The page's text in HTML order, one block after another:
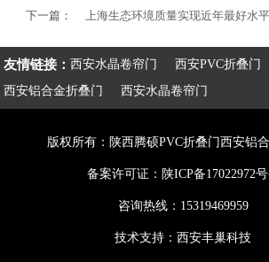
下一篇：
上海生态环境质量实现近年最好水平
友情链接：西安水晶卷帘门
西安PVC折叠门
西安铝合金折叠门
西安水晶卷帘门
版权所有：陕西腾硕PVC折叠门西安铝
备案许可证： 陕ICP备17022972
咨询热线：15319469959
技术支持：西安丰巢科技